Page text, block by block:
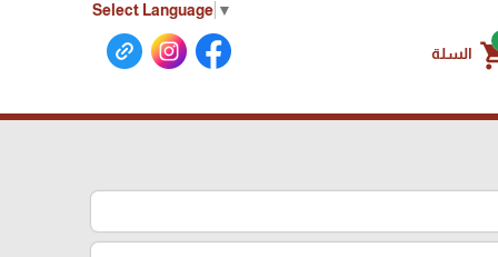
Select Language ▼
السلة